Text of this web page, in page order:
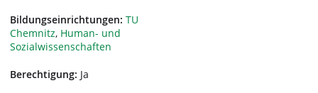
Bildungseinrichtungen: TU
Chemnitz, Human- und
Sozialwissenschaften
Berechtigung: Ja